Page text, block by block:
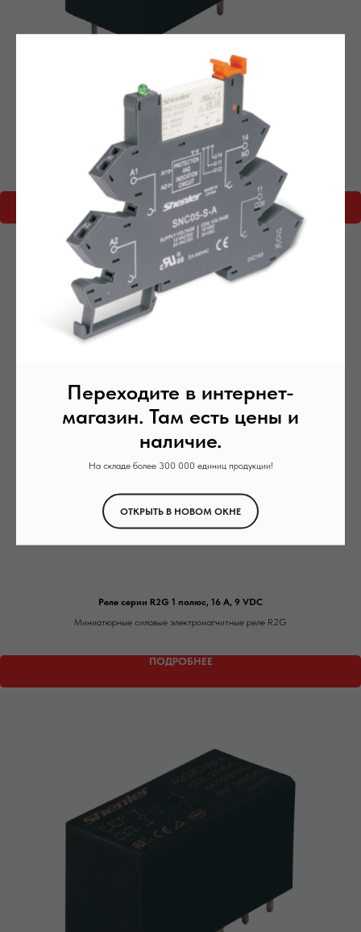
Переходите в интернет-
магазин. Там есть цены и
наличие.
На складе более 300 000 единиц продукции!
ОТКРЫТЬ В НОВОМ ОКНЕ
Реле серии R2G 1 полюс, 16 А, 60 VDC
Миниатюрные силовые электромагнитные реле R2G
ПОДРОБНЕЕ
Реле серии R2G 1 полюс, 16 А, 9 VDC
Миниатюрные силовые электромагнитные реле R2G
ПОДРОБНЕЕ